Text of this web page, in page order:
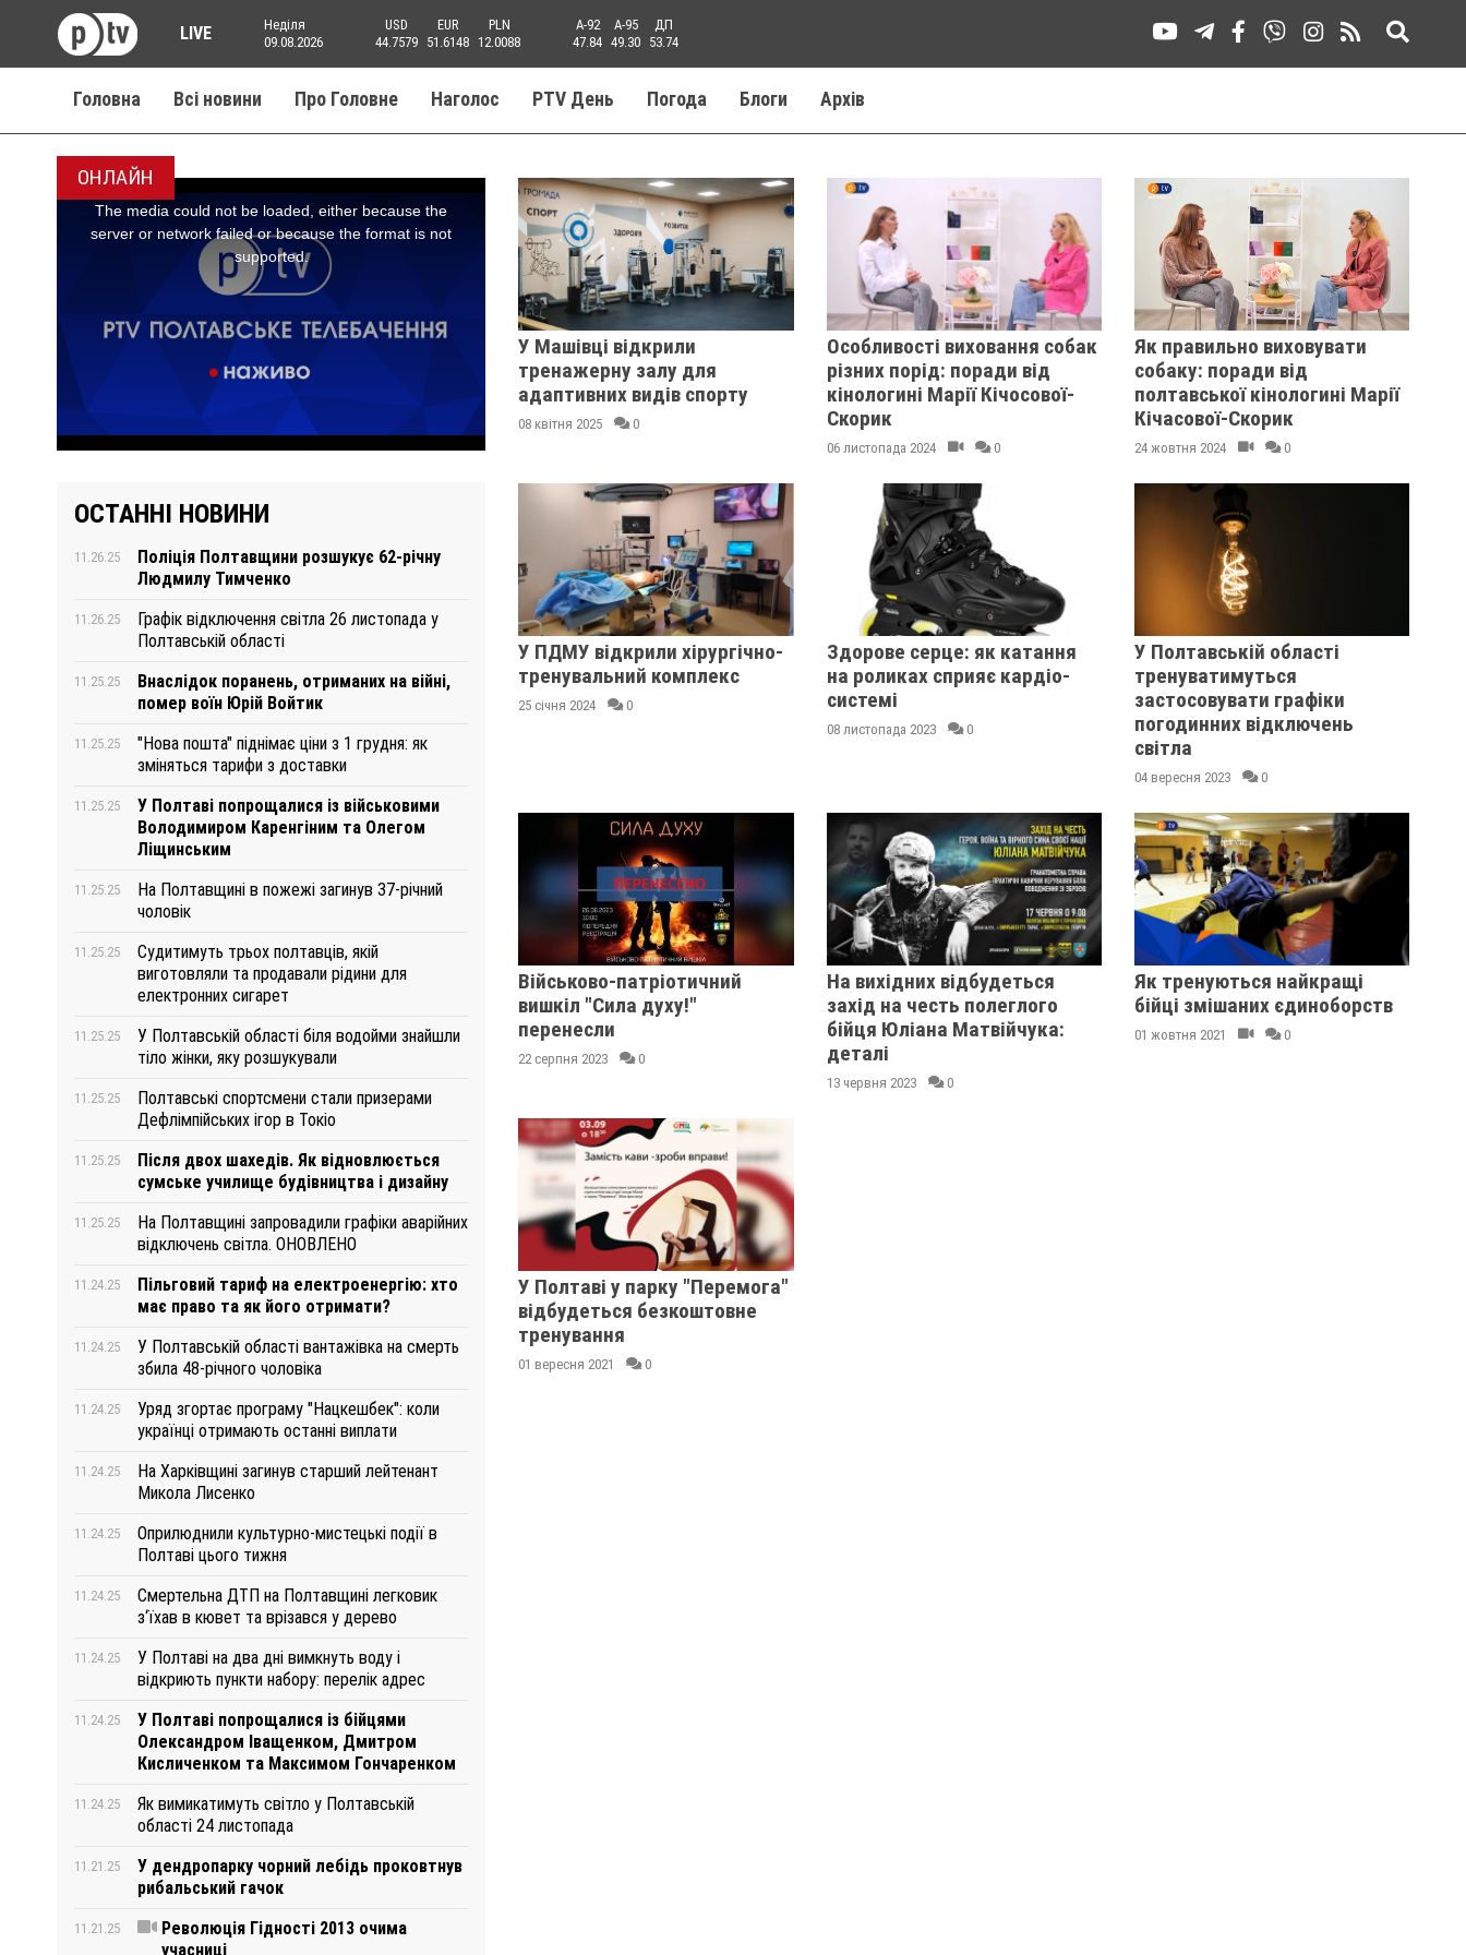
LIVE
Неділя
09.08.2026
USD
44.7579
EUR
51.6148
PLN
12.0088
A-92
47.84
A-95
49.30
ДП
53.74
Головна Всі новини Про Головне Наголос PTV День Погода Блоги Aрхів
ОНЛАЙН
ОСТАННІ НОВИНИ
11.26.25
Поліція Полтавщини розшукує 62-річну
Людмилу Тимченко
11.26.25
Графік відключення світла 26 листопада у
Полтавській області
11.25.25
Внаслідок поранень, отриманих на війні,
помер воїн Юрій Войтик
11.25.25
"Нова пошта" піднімає ціни з 1 грудня: як
зміняться тарифи з доставки
11.25.25
У Полтаві попрощалися із військовими
Володимиром Каренгіним та Олегом
Ліщинським
11.25.25
На Полтавщині в пожежі загинув 37-річний
чоловік
11.25.25
Судитимуть трьох полтавців, якій
виготовляли та продавали рідини для
електронних сигарет
11.25.25
У Полтавській області біля водойми знайшли
тіло жінки, яку розшукували
11.25.25
Полтавські спортсмени стали призерами
Дефлімпійських ігор в Токіо
11.25.25
Після двох шахедів. Як відновлюється
сумське училище будівництва і дизайну
11.25.25
На Полтавщині запровадили графіки аварійних
відключень світла. ОНОВЛЕНО
11.24.25
Пільговий тариф на електроенергію: хто
має право та як його отримати?
11.24.25
У Полтавській області вантажівка на смерть
збила 48-річного чоловіка
11.24.25
Уряд згортає програму "Нацкешбек": коли
українці отримають останні виплати
11.24.25
На Харківщині загинув старший лейтенант
Микола Лисенко
11.24.25
Оприлюднили культурно-мистецькі події в
Полтаві цього тижня
11.24.25
Смертельна ДТП на Полтавщині легковик
з‘їхав в кювет та врізався у дерево
11.24.25
У Полтаві на два дні вимкнуть воду і
відкриють пункти набору: перелік адрес
11.24.25
У Полтаві попрощалися із бійцями
Олександром Іващенком, Дмитром
Кисличенком та Максимом Гончаренком
11.24.25
Як вимикатимуть світло у Полтавській
області 24 листопада
11.21.25
У дендропарку чорний лебідь проковтнув
рибальський гачок
11.21.25
Революція Гідності 2013 очима
учасниці
У Машівці відкрили
тренажерну залу для
адаптивних видів спорту
08 квітня 2025 0
Особливості виховання собак
різних порід: поради від
кінологині Марії Кічосової-
Скорик
06 листопада 2024 0
Як правильно виховувати
собаку: поради від
полтавської кінологині Марії
Кічасової-Скорик
24 жовтня 2024 0
У ПДМУ відкрили хірургічно-
тренувальний комплекс
25 січня 2024 0
Здорове серце: як катання
на роликах сприяє кардіо-
системі
08 листопада 2023 0
У Полтавській області
тренуватимуться
застосовувати графіки
погодинних відключень
світла
04 вересня 2023 0
Військово-патріотичний
вишкіл "Сила духу!"
перенесли
22 серпня 2023 0
На вихідних відбудеться
захід на честь полеглого
бійця Юліана Матвійчука:
деталі
13 червня 2023 0
Як тренуються найкращі
бійці змішаних єдиноборств
01 жовтня 2021 0
У Полтаві у парку "Перемога"
відбудеться безкоштовне
тренування
01 вересня 2021 0